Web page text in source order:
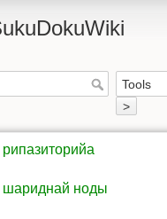
>
шариднай ноды